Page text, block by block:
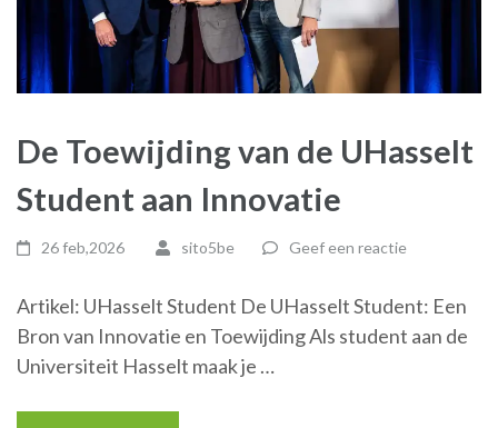
De Toewijding van de UHasselt
Student aan Innovatie
26 feb,2026 sito5be Geef een reactie
Artikel: UHasselt Student De UHasselt Student: Een
Bron van Innovatie en Toewijding Als student aan de
Universiteit Hasselt maak je …